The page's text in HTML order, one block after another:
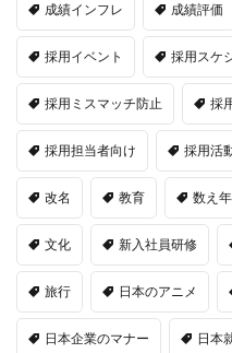
成績インフレ 成績評価
採用イベント 採用スケ
採用ミスマッチ防止 採
採用担当者向け 採用活
改名 教育 数え年
文化 新入社員研修
旅行 日本のアニメ
日本企業のマナー 日本